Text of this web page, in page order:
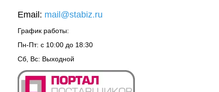
Email: mail@stabiz.ru
График работы:
Пн-Пт: с 10:00 до 18:30
Сб, Вс: Выходной